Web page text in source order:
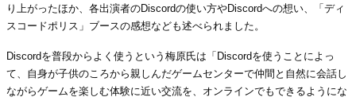
り上がったほか、各出演者のDiscordの使い方やDiscordへの想い、「ディ
スコードポリス」ブースの感想なども述べられました。
Discordを普段からよく使うという梅原氏は「Discordを使うことによっ
て、自身が子供のころから親しんだゲームセンターで仲間と自然に会話し
ながらゲームを楽しむ体験に近い交流を、オンラインでもできるようにな